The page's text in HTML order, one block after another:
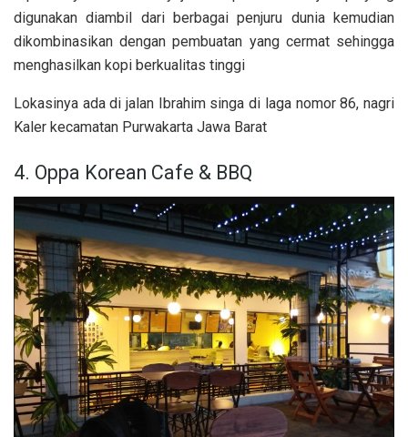
digunakan diambil dari berbagai penjuru dunia kemudian
dikombinasikan dengan pembuatan yang cermat sehingga
menghasilkan kopi berkualitas tinggi
Lokasinya ada di jalan Ibrahim singa di laga nomor 86, nagri
Kaler kecamatan Purwakarta Jawa Barat
4. Oppa Korean Cafe & BBQ